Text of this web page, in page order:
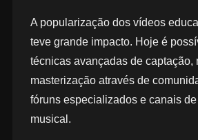
A popularização dos vídeos
teve grande impacto. Hoje é
técnicas avançadas de captação,
masterização através de
fóruns especializados e canais
musical.